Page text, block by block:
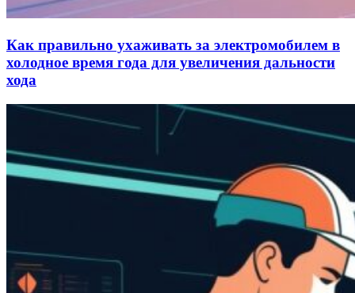
Как правильно ухаживать за электромобилем в
холодное время года для увеличения дальности
хода